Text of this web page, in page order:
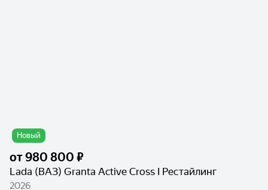
Новый
от980 800 ₽
Lada (ВАЗ) Granta Active Cross I Рестайлинг
2026